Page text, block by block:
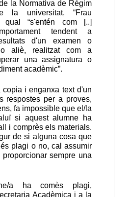
la Normativa de Règim
la universitat, “Frau
qual “s'entén com [..]
tendent a
d'un examen o
aliè, realitzat com a
una assignatura o
acadèmic”.
copia i enganxa text d'un
respostes per a proves,
fa impossible que el/la
si aquest alumne ha
i comprès els materials.
de si alguna cosa que
plagi o no, cal assumir
sempre una
a ha comès plagi,
Acadèmica i a la